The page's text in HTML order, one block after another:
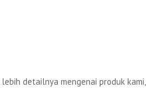
detailnya mengenai produk